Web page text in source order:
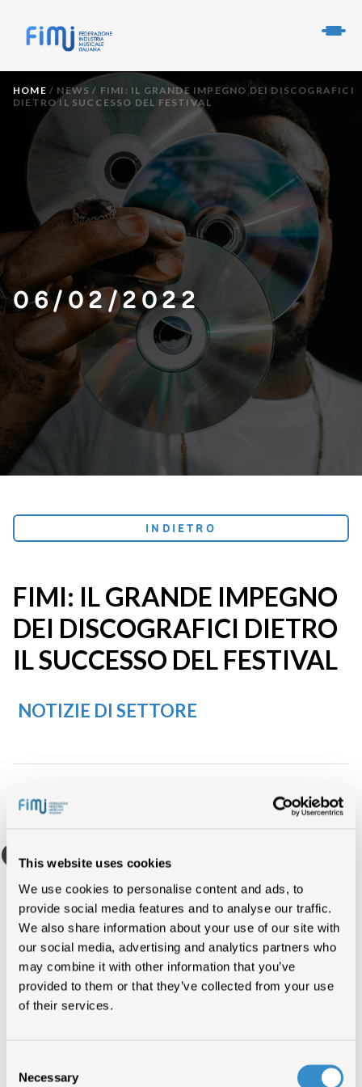
This website uses cookies
We use cookies to personalise content and ads, to
provide social media features and to analyse our traffic.
We also share information about your use of our site with
our social media, advertising and analytics partners who
may combine it with other information that you’ve
provided to them or that they’ve collected from your use
of their services.
Selection
Necessary
HOME / NEWS / FIMI: IL GRANDE IMPEGNO DEI DISCOGRAFICI
DIETRO IL SUCCESSO DEL FESTIVAL
06/02/2022
INDIETRO
FIMI: IL GRANDE IMPEGNO
DEI DISCOGRAFICI DIETRO
IL SUCCESSO DEL FESTIVAL
NOTIZIE DI SETTORE
Ascolti televisivi,
coinvolgimento
social ed entusiasmo
della Generazione Z
guidati dalla musica